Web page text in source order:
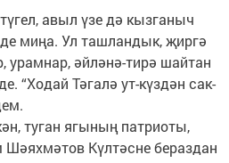
авыл үзе дә кызганыч
миңа. Ул ташландык, җиргә
урамнар, әйләнә-тирә шайтан
“Ходай Тәгалә ут-күздән сак-
туган ягының патриоты,
Күлтәсне бераздан